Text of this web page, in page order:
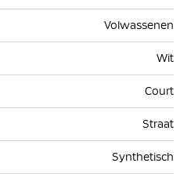
Volwassenen
Wit
Court
Straat
Synthetisch